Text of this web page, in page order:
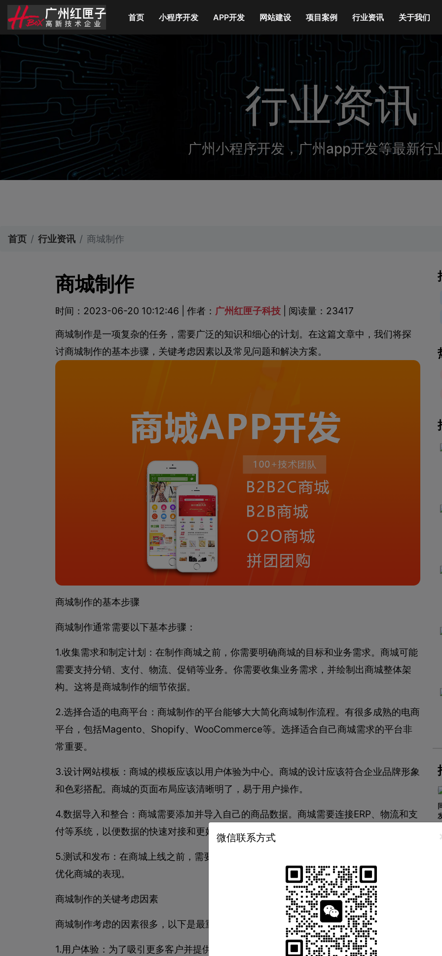
首页 (current)
小程序开发 APP开发 网站建设 项目案例 行业资讯 关于我们
行业资讯
广州小程序开发，广州app开发等最新行
首页 行业资讯 商城制作
商城制作
时间：2023-06-20 10:12:46 | 作者： 广州红匣子科技 | 阅读量：23417
商城制作是一项复杂的任务，需要广泛的知识和细心的计划。在这篇文章中，我们将探
讨商城制作的基本步骤，关键考虑因素以及常见问题和解决方案。
商城制作的基本步骤
商城制作通常需要以下基本步骤：
1.收集需求和制定计划：在制作商城之前，你需要明确商城的目标和业务需求。商城可能
需要支持分销、支付、物流、促销等业务。你需要收集业务需求，并绘制出商城整体架
构。这将是商城制作的细节依据。
2.选择合适的电商平台：商城制作的平台能够大大简化商城制作流程。有很多成熟的电商
平台，包括Magento、Shopify、WooCommerce等。选择适合自己商城需求的平台非
常重要。
3.设计网站模板：商城的模板应该以用户体验为中心。商城的设计应该符合企业品牌形象
和色彩搭配。商城的页面布局应该清晰明了，易于用户操作。
4.数据导入和整合：商城需要添加并导入自己的商品数据。商城需要连接ERP、物流和支
付等系统，以便数据的快速对接和更好的运营管理。
5.测试和发布：在商城上线之前，需要进行测试和QA。商城上线之后，需要实时监测和
优化商城的表现。
商城制作的关键考虑因素
商城制作考虑的因素很多，以下是最重要的因素:
1.用户体验：为了吸引更多客户并提供良好的购物体验，商城需要为用户提供各种便利，
微信联系方式